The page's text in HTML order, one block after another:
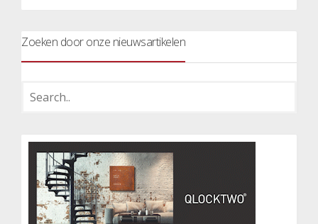
Zoeken door onze nieuwsartikelen